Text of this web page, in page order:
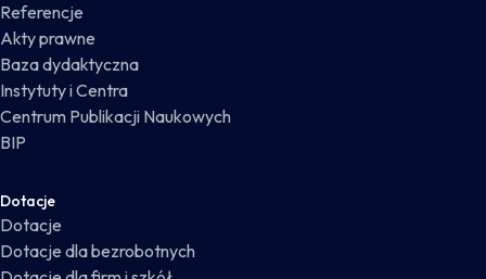
Referencje
Akty prawne
Baza dydaktyczna
Instytuty i Centra
Centrum Publikacji Naukowych
BIP
Dotacje
Dotacje
Dotacje dla bezrobotnych